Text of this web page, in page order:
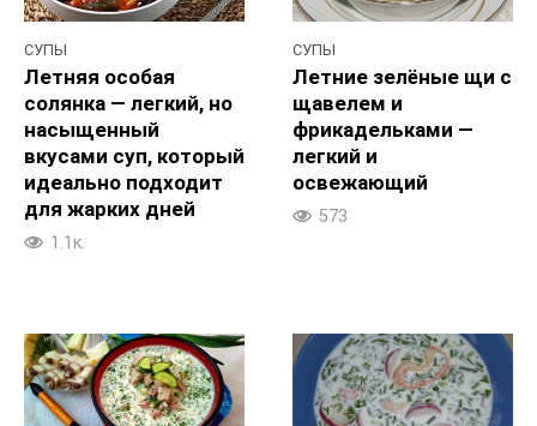
СУПЫ
Летняя особая
солянка — легкий, но
насыщенный
вкусами суп, который
идеально подходит
для жарких дней
1.1к.
СУПЫ
Летние зелёные щи с
щавелем и
фрикадельками —
легкий и
освежающий
573